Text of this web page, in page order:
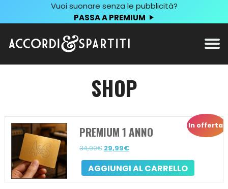
Vuoi suonare senza le pubblicità?
PASSA A PREMIUM
SHOP
In offerta!
PREMIUM 1 ANNO
34,99€ Il
prezzo
originale
era:
29,99€Il
prezzo
attuale
è:
AGGIUNGI AL CARRELLO